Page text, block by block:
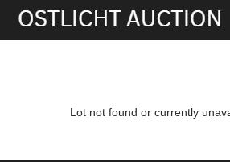
Lot not found or currently